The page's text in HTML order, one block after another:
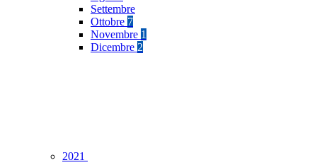
Settembre
Ottobre 7
Novembre 1
Dicembre 2
2021